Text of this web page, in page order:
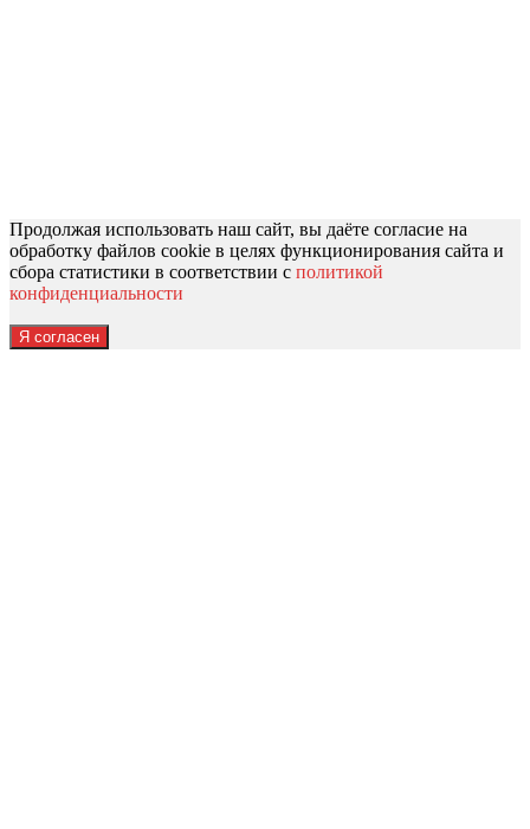
Продолжая использовать наш сайт, вы даёте согласие на
обработку файлов cookie в целях функционирования сайта и
сбора статистики в соответствии с политикой
конфиденциальности
Я согласен